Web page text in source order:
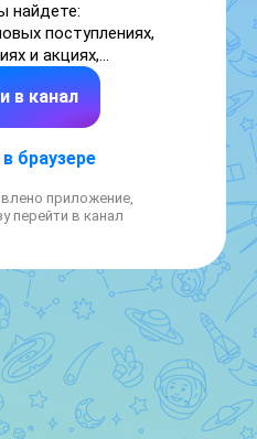
найдете:
поступлениях,
и акциях,
медиалекториев и
авторами,
обзорами на лучшие
нашему сообществу
событий👍
в канал
браузере
приложение,
перейти в канал